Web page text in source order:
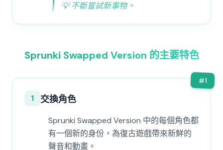
💡不斷嘗試新事物。
Sprunki Swapped Version 的主要特色
#1
1 交換角色
Sprunki Swapped Version 中的每個角色都
有一個新的身份，為復古遊戲帶來新鮮的
聲音和動畫。